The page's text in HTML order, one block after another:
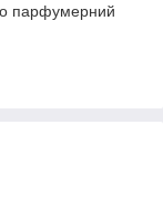
парфумерний